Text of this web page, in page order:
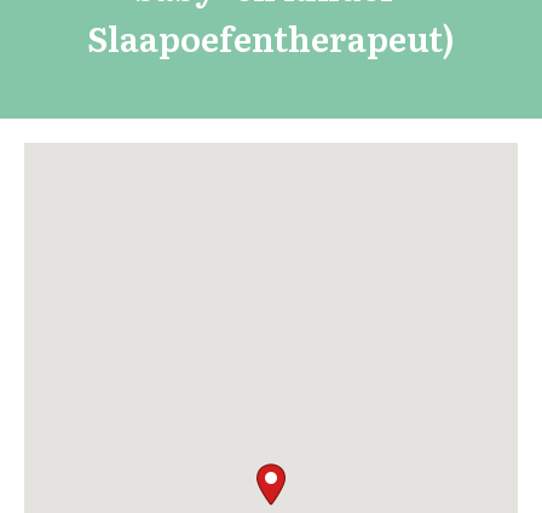
Slaapoefentherapeut)